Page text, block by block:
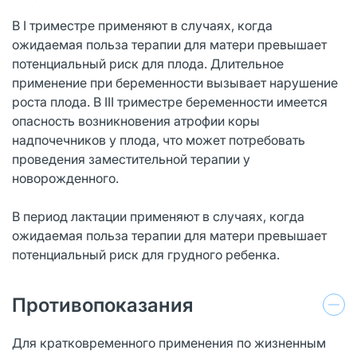
В I триместре применяют в случаях, когда
ожидаемая польза терапии для матери превышает
потенциальный риск для плода. Длительное
применение при беременности вызывает нарушение
роста плода. В III триместре беременности имеется
опасность возникновения атрофии коры
надпочечников у плода, что может потребовать
проведения заместительной терапии у
новорожденного.
В период лактации применяют в случаях, когда
ожидаемая польза терапии для матери превышает
потенциальный риск для грудного ребенка.
Противопоказания
Для кратковременного применения по жизненным